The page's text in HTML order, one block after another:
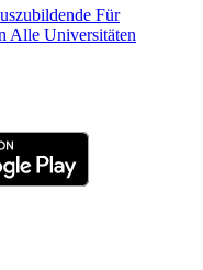
Für
Alle Universitäten